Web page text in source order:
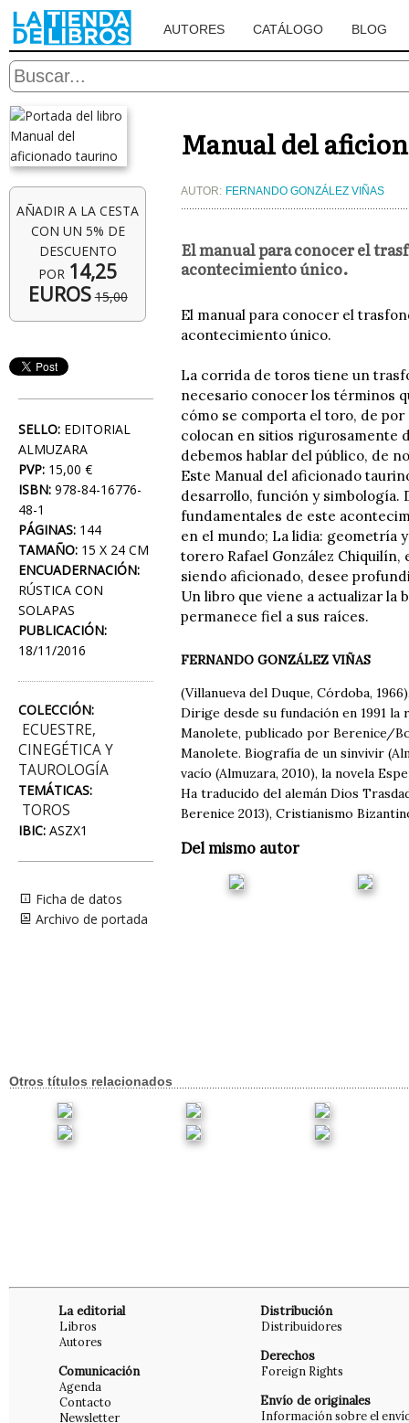
AUTORES CATÁLOGO BLOG
AÑADIR A LA CESTA
CON UN 5% DE
DESCUENTO
POR 14,25
EUROS 15,00
SELLO: EDITORIAL
ALMUZARA
PVP: 15,00 €
ISBN: 978-84-16776-
48-1
PÁGINAS: 144
TAMAÑO: 15 X 24 CM
ENCUADERNACIÓN:
RÚSTICA CON
SOLAPAS
PUBLICACIÓN:
18/11/2016
COLECCIÓN:
ECUESTRE,
CINEGÉTICA Y
TAUROLOGÍA
TEMÁTICAS:
TOROS
IBIC: ASZX1
Ficha de datos
Archivo de portada
Manual del
AUTOR: FERNANDO GONZÁLEZ VIÑAS
El manual para conocer el
acontecimiento único.
El manual para conocer el
acontecimiento único.
La corrida de toros tiene un
necesario conocer los términos
cómo se comporta el toro, de por
colocan en sitios rigurosamente
debemos hablar del público, de
Este Manual del aficionado
desarrollo, función y simbología.
fundamentales de este
en el mundo; La lidia: geometría
torero Rafael González
siendo aficionado, desee
Un libro que viene a actualizar
permanece fiel a sus raíces.
FERNANDO GONZÁLEZ VIÑAS
(Villanueva del Duque, Córdoba,
Dirige desde su fundación en 1991
Manolete, publicado por Berenice/
Manolete. Biografía de un sinvivir
vacío (Almuzara, 2010), la novela
Ha traducido del alemán Dios
Berenice 2013), Cristianismo
Del mismo autor
Otros títulos relacionados
La editorial
Libros
Autores
Comunicación
Agenda
Contacto
Newsletter
Distribución
Distribuidores
Derechos
Foreign Rights
Envío de originales
Información sobre el